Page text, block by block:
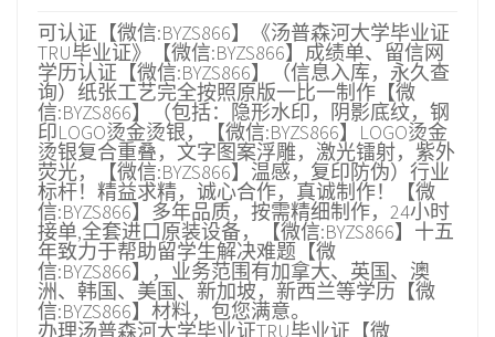
可认证【微信:BYZS866】《汤普森河大学毕业证
TRU毕业证》【微信:BYZS866】成绩单、留信网
学历认证【微信:BYZS866】（信息入库，永久查
询）纸张工艺完全按照原版一比一制作【微
信:BYZS866】（包括：隐形水印，阴影底纹，钢
印LOGO烫金烫银，【微信:BYZS866】LOGO烫金
烫银复合重叠，文字图案浮雕，激光镭射，紫外
荧光，【微信:BYZS866】温感，复印防伪）行业
标杆！精益求精，诚心合作，真诚制作！【微
信:BYZS866】多年品质，按需精细制作，24小时
接单,全套进口原装设备，【微信:BYZS866】十五
年致力于帮助留学生解决难题【微
信:BYZS866】，业务范围有加拿大、英国、澳
洲、韩国、美国、新加坡，新西兰等学历【微
信:BYZS866】材料，包您满意。
办理汤普森河大学毕业证TRU毕业证【微